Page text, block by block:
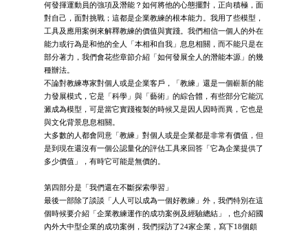
何發揮運動員的強項及潛能？如何將他的心態擺對，正向積極，面
對自己，面對挑戰；這都是企業教練的根本能力。我用了些模型，
工具及應用案例來解釋教練的價值與實踐。我們相信一個人的外在
能力或行為是和他的全人「本相和自我」息息相關，而不能只是在
部分著力，我們會花些章節介紹「如何發展全人的潛能本源」的幾
種辦法。
不論對教練專家對個人或是企業客戶，「教練」還是一個嶄新的能
力發展模式，它是「科學」與「藝術」的綜合體，有些部分它能沉
澱成為模型，可是當它實踐複製的時候又是因人因時而異，它也是
與文化背景息息相關。
大多數的人都會同意「教練」對個人或是企業都是非常有價值，但
是到現在還沒有一個公認量化的評估工具來回答「它為企業提供了
多少價值」，有時它可能是無價的。
第四部分是「我們還在不斷探索學習」
最後一部除了談談「人人可以成為一個好教練」外，我們特別在這
個時候要介紹「企業教練運作的成功案例及經驗總結」，也介紹國
內外大中型企業的成功案例，我們採訪了24家企業，寫下18個頗